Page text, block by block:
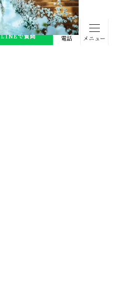
プランナーに
LINEで質問
電話 メニュー